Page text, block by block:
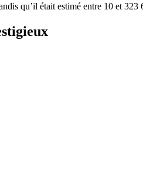
qu’il était estimé entre 10 et